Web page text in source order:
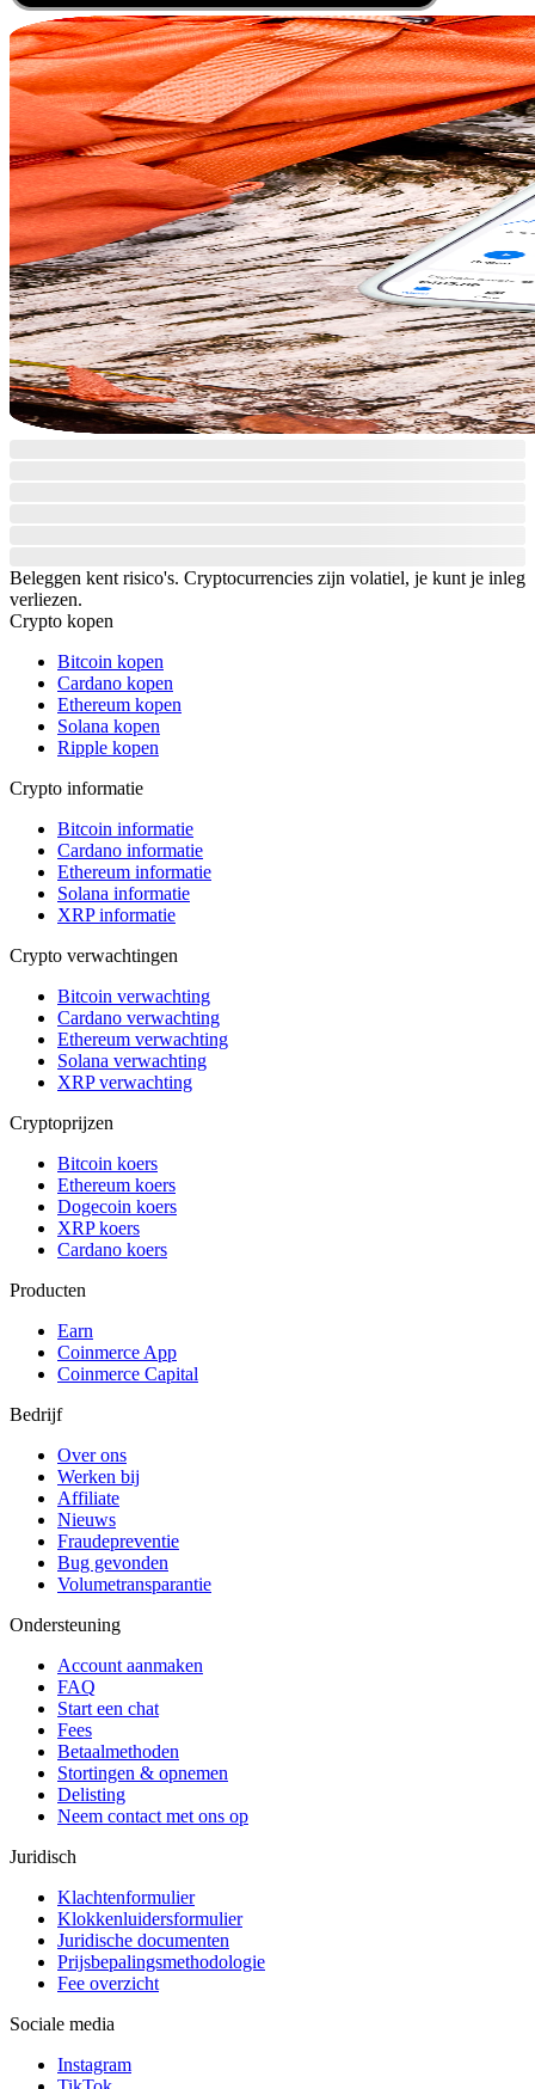
Beleggen kent risico's. Cryptocurrencies zijn volatiel, je kunt je inleg
verliezen.
Crypto kopen
Bitcoin kopen
Cardano kopen
Ethereum kopen
Solana kopen
Ripple kopen
Crypto informatie
Bitcoin informatie
Cardano informatie
Ethereum informatie
Solana informatie
XRP informatie
Crypto verwachtingen
Bitcoin verwachting
Cardano verwachting
Ethereum verwachting
Solana verwachting
XRP verwachting
Cryptoprijzen
Bitcoin koers
Ethereum koers
Dogecoin koers
XRP koers
Cardano koers
Producten
Earn
Coinmerce App
Coinmerce Capital
Bedrijf
Over ons
Werken bij
Affiliate
Nieuws
Fraudepreventie
Bug gevonden
Volumetransparantie
Ondersteuning
Account aanmaken
FAQ
Start een chat
Fees
Betaalmethoden
Stortingen & opnemen
Delisting
Neem contact met ons op
Juridisch
Klachtenformulier
Klokkenluidersformulier
Juridische documenten
Prijsbepalingsmethodologie
Fee overzicht
Sociale media
Instagram